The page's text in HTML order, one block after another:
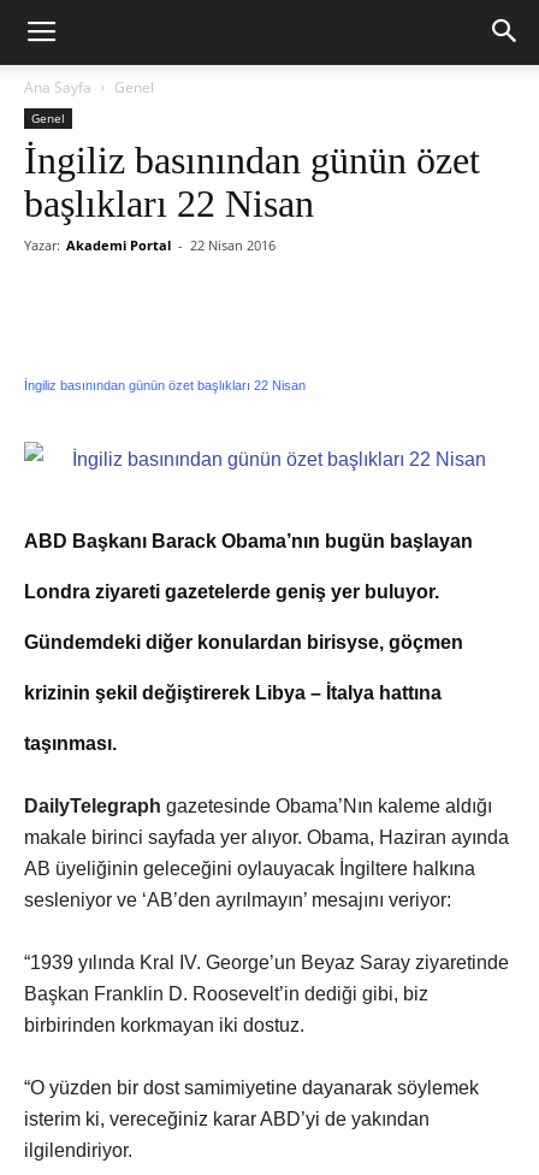
Ana Sayfa Genel
Genel
İngiliz basınından günün özet
başlıkları 22 Nisan
Yazar: Akademi Portal - 22 Nisan 2016
İngiliz basınından günün özet başlıkları 22 Nisan
ABD Başkanı Barack Obama’nın bugün başlayan
Londra ziyareti gazetelerde geniş yer buluyor.
Gündemdeki diğer konulardan birisyse, göçmen
krizinin şekil değiştirerek Libya – İtalya hattına
taşınması.
DailyTelegraph gazetesinde Obama’Nın kaleme aldığı
makale birinci sayfada yer alıyor. Obama, Haziran ayında
AB üyeliğinin geleceğini oylauyacak İngiltere halkına
sesleniyor ve ‘AB’den ayrılmayın’ mesajını veriyor:
“1939 yılında Kral IV. George’un Beyaz Saray ziyaretinde
Başkan Franklin D. Roosevelt’in dediği gibi, biz
birbirinden korkmayan iki dostuz.
“O yüzden bir dost samimiyetine dayanarak söylemek
isterim ki, vereceğiniz karar ABD’yi de yakından
ilgilendiriyor.